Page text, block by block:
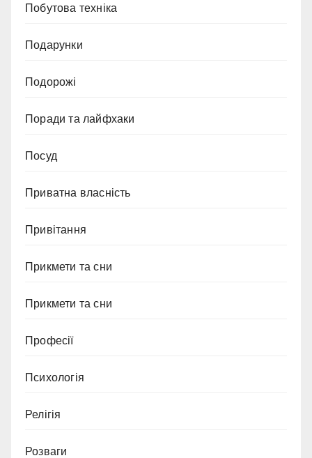
Побутова техніка
Подарунки
Подорожі
Поради та лайфхаки
Посуд
Приватна власність
Привітання
Прикмети та сни
Прикмети та сни
Професії
Психологія
Релігія
Розваги